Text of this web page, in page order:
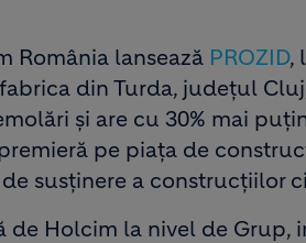
România lansează PROZID,
din Turda, județul
și are cu 30% mai
pe piața de
susținere a construcțiilor
de Holcim la nivel de